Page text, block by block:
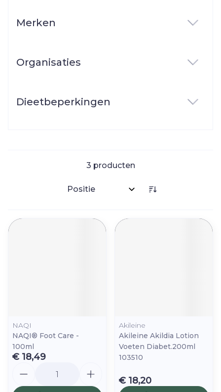
Merken
Organisaties
Dieetbeperkingen
3 producten
Sorteer op:
NAQI
NAQI® Foot Care -
100ml
€ 18,49
Akileine
Akileine Akildia Lotion
Voeten Diabet.200ml
103510
€ 18,20